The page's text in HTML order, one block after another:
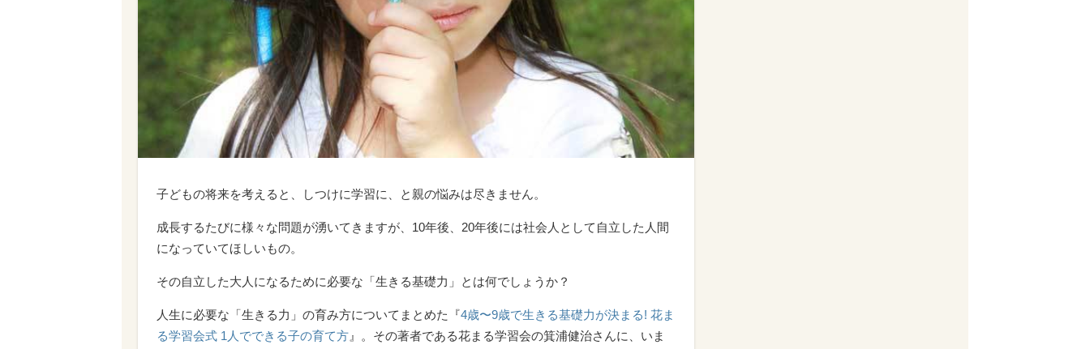
子どもの将来を考えると、しつけに学習に、と親の悩みは尽きません。
成長するたびに様々な問題が湧いてきますが、10年後、20年後には社会人として自立した人間
になっていてほしいもの。
その自立した大人になるために必要な「生きる基礎力」とは何でしょうか？
人生に必要な「生きる力」の育み方についてまとめた『4歳〜9歳で生きる基礎力が決まる! 花ま
る学習会式 1人でできる子の育て方 』。その著者である花まる学習会の箕浦健治さんに、いま